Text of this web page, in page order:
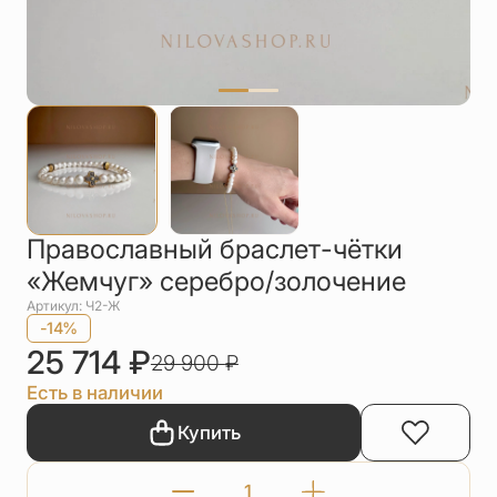
Цепи
Шнурки на
шею
Другое
Православный браслет-чётки
«Жемчуг» серебро/золочение
Артикул: Ч2-Ж
-14%
25 714 ₽29 900₽
Есть в наличии
Купить